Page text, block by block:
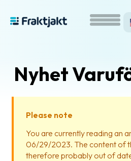
What
Nyhet
Please note
You are currently reading an
06/29/2023. The content of
therefore probably out of